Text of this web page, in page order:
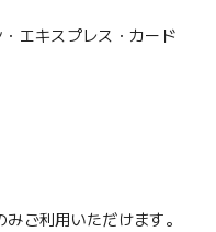
エキスプレス・カード
ご利用いただけます。